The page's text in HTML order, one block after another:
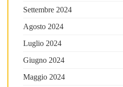
Settembre 2024
Agosto 2024
Luglio 2024
Giugno 2024
Maggio 2024